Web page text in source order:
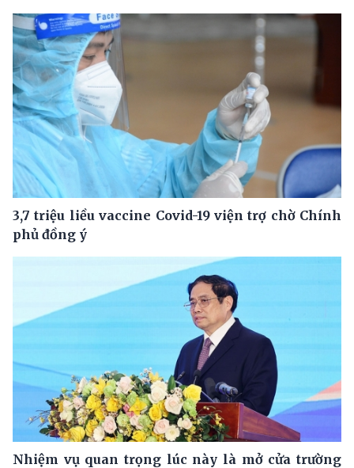
3,7 triệu liều vaccine Covid-19 viện trợ chờ Chính
phủ đồng ý
Nhiệm vụ quan trọng lúc này là mở cửa trường